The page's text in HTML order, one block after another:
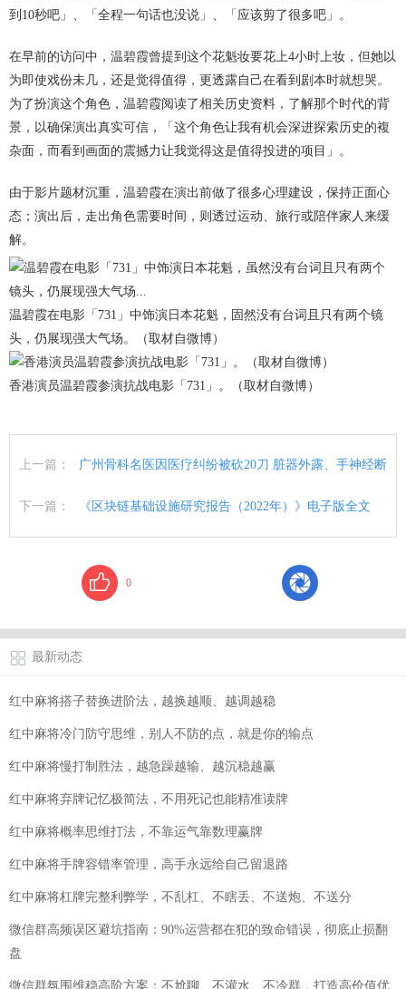
到10秒吧」、「全程一句话也没说」、「应该剪了很多吧」。
在早前的访问中，温碧霞曾提到这个花魁妆要花上4小时上妆，但她以
为即使戏份未几，还是觉得值得，更透露自己在看到剧本时就想哭。
为了扮演这个角色，温碧霞阅读了相关历史资料，了解那个时代的背
景，以确保演出真实可信，「这个角色让我有机会深进探索历史的複
杂面，而看到画面的震撼力让我觉得这是值得投进的项目」。
由于影片题材沉重，温碧霞在演出前做了很多心理建设，保持正面心
态；演出后，走出角色需要时间，则透过运动、旅行或陪伴家人来缓
解。
温碧霞在电影「731」中饰演日本花魁，固然没有台词且只有两个镜
头，仍展现强大气场。（取材自微博）
香港演员温碧霞参演抗战电影「731」。（取材自微博）
上一篇： 广州骨科名医因医疗纠纷被砍20刀 脏器外露、手神经断
下一篇： 《区块链基础设施研究报告（2022年）》电子版全文
0
最新动态
红中麻将搭子替换进阶法，越换越顺、越调越稳
红中麻将冷门防守思维，别人不防的点，就是你的输点
红中麻将慢打制胜法，越急躁越输、越沉稳越赢
红中麻将弃牌记忆极简法，不用死记也能精准读牌
红中麻将概率思维打法，不靠运气靠数理赢牌
红中麻将手牌容错率管理，高手永远给自己留退路
红中麻将杠牌完整利弊学，不乱杠、不瞎丢、不送炮、不送分
微信群高频误区避坑指南：90%运营都在犯的致命错误，彻底止损翻
盘
微信群氛围维稳高阶方案：不尬聊、不灌水、不冷群，打造高价值优